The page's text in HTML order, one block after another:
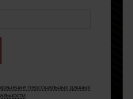
персональных данных